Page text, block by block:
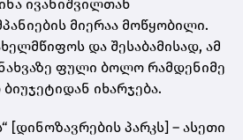
ივანიშვილთან
მიერაა მოწყობილი.
და შესაბამისად, ამ
ფული ბოლო რამდენიმე
იხარჯება.
[დინოზავრების პარკს] – ასეთი